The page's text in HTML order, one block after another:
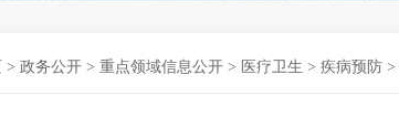
> 政务公开 > 重点领域信息公开 > 医疗卫生 > 疾病预防 >